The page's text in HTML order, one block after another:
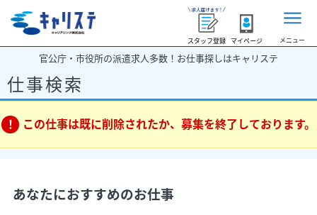
スタッフ登録 マイページ メニュー
官公庁・市役所の派遣求人多数！お仕事探しはキャリステ
仕事検索
この仕事は既に削除されたか、募集を終了しております。
あなたにおすすめのお仕事